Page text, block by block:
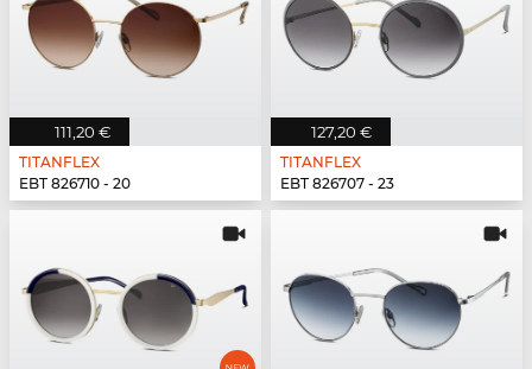
111,20 €
TITANFLEX
EBT 826710 - 20
127,20 €
TITANFLEX
EBT 826707 - 23